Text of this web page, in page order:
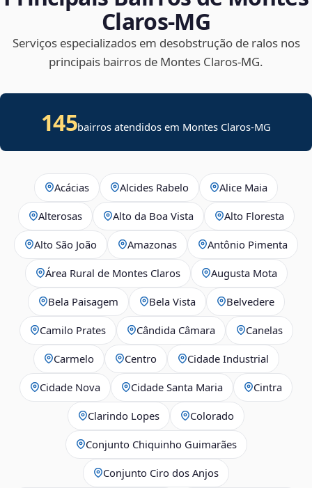
Claros‑MG
Serviços especializados em desobstrução de ralos nos
principais bairros de Montes Claros‑MG.
145bairros atendidos em Montes Claros-MG
Acácias Alcides Rabelo Alice Maia
Alterosas Alto da Boa Vista Alto Floresta
Alto São João Amazonas Antônio Pimenta
Área Rural de Montes Claros Augusta Mota
Bela Paisagem Bela Vista Belvedere
Camilo Prates Cândida Câmara Canelas
Carmelo Centro Cidade Industrial
Cidade Nova Cidade Santa Maria Cintra
Clarindo Lopes Colorado
Conjunto Chiquinho Guimarães
Conjunto Ciro dos Anjos